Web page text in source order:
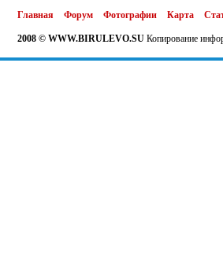
Главная Форум Фотографии Карта
2008 © WWW.BIRULEVO.SU Копирование